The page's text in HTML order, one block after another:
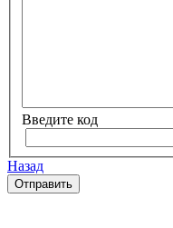
Введите код
Назад